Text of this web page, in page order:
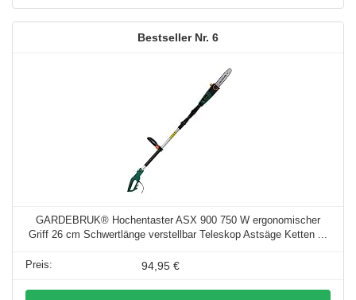
6
GARDEBRUK® Hochentaster ASX 900 750 W ergonomischer
Griff 26 cm Schwertlänge verstellbar Teleskop Astsäge Ketten ...
94,95 €